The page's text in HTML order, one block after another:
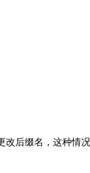
后缀名，这种情